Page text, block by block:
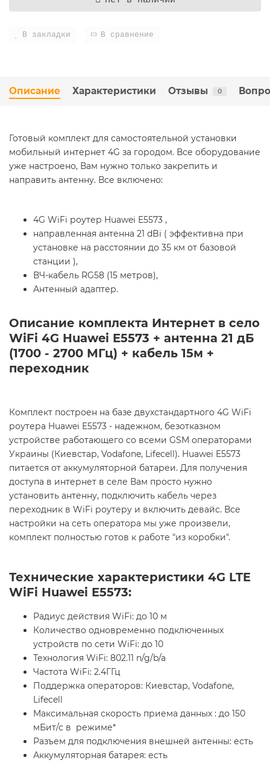
В закладки В сравнение
Описание Характеристики Отзывы 0
Готовый комплект для самостоятельной установки
мобильный интернет 4G за городом. Все оборудование
уже настроено, Вам нужно только закрепить и
направить антенну. Все включено:
4G WiFi роутер Huawei E5573 ,
направленная антенна 21 dBi ( эффективна при
установке на расстоянии до 35 км от базовой
станции ),
ВЧ-кабель RG58 (15 метров),
Антенный адаптер.
Описание комплекта Интернет в село
WiFi 4G Huawei E5573 + антенна 21 дБ
(1700 - 2700 МГц) + кабель 15м +
переходник
Комплект построен на базе двухстандартного 4G WiFi
роутера Huawei E5573 - надежном, безотказном
устройстве работающего со всеми GSM операторами
Украины (Киевстар, Vodafone, Lifecell). Huawei E5573
питается от аккумуляторной батареи. Для получения
доступа в интернет в селе Вам просто нужно
установить антенну, подключить кабель через
переходник в WiFi роутеру и включить девайс. Все
настройки на сеть оператора мы уже произвели,
комплект полностью готов к работе "из коробки".
Технические характеристики 4G LTE
WiFi Huawei E5573:
Радиус действия WiFi: до 10 м
Количество одновременно подключенных
устройств по сети WiFi: до 10
Технология WiFi: 802.11 n/g/b/a
Частота WiFi: 2.4ГГц
Поддержка операторов: Киевстар, Vodafone,
Lifecell
Максимальная скорость приема данных : до 150
мБит/с в режиме*
Разъем для подключения внешней антенны: есть
Аккумуляторная батарея: есть